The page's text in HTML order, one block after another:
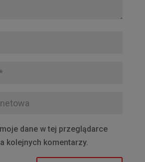
dane w tej przeglądarce
kolejnych komentarzy.